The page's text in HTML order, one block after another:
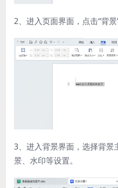
2、进入页面界面，点击“背景”
3、进入背景界面，选择背景
景、水印等设置。